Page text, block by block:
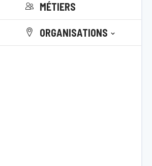
MÉTIERS
ORGANISATIONS